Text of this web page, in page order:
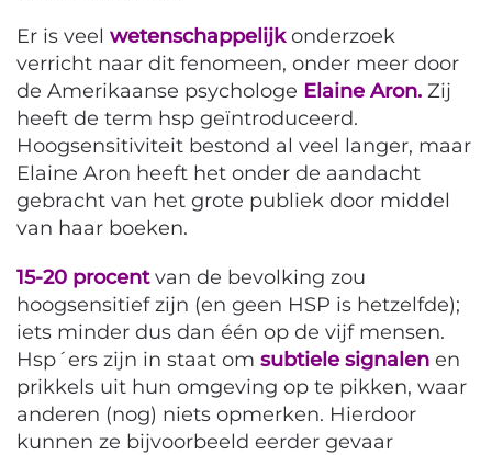
Er is veel wetenschappelijkonderzoek
verricht naar dit fenomeen, onder meer door
de Amerikaanse psychologe Elaine Aron. Zij
heeft de term hsp geïntroduceerd.
Hoogsensitiviteit bestond al veel langer, maar
Elaine Aron heeft het onder de aandacht
gebracht van het grote publiek door middel
van haar boeken.
15-20 procentvan de bevolking zou
hoogsensitief zijn (en geen HSP is hetzelfde);
iets minder dus dan één op de vijf mensen.
Hsp´ers zijn in staat om subtiele signalen en
prikkels uit hun omgeving op te pikken, waar
anderen (nog) niets opmerken. Hierdoor
kunnen ze bijvoorbeeld eerder gevaar